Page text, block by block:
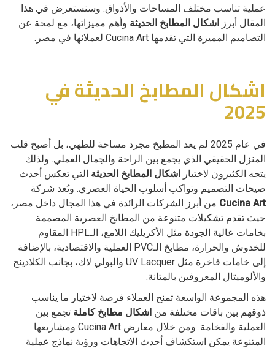
عملية تناسب مختلف المساحات والأذواق. وسنستعرض في هذا
المقال أبرز اشكال المطابخ الحديثة وأهم مميزاتها، مع لمحة عن
التصاميم المميزة التي تقدمها Cucina Art لعملائها في مصر.
اشكال المطابخ الحديثة في
2025
في عام 2025 لم يعد المطبخ مجرد مساحة للطهي، بل أصبح قلب
المنزل الحقيقي الذي يجمع بين الراحة والجمال العملي. ولذلك
يتجه الكثيرون لاختيار اشكال المطابخ الحديثة التي تعكس أحدث
صيحات التصميم وتواكب أسلوب الحياة العصري. وتُعد شركة
Cucina Art من أبرز الشركات الرائدة في هذا المجال داخل مصر،
حيث تقدم تشكيلات متنوعة من المطابخ العصرية المصممة
بخامات عالية الجودة مثل الأكريليك اللامع، الـHPL المقاوم
للخدوش والحرارة، مطابخ الـPVC العملية والاقتصادية، بالإضافة
إلى خامات فاخرة مثل UV Lacquer والبولي لاك، بجانب الكلادينج
والألوميتال المعروفين بالمتانة.
هذه المجموعة الواسعة تمنح العملاء فرصة لاختيار ما يناسب
ذوقهم بين باقات مختلفة من اشكال مطابخ كاملة تجمع بين
العملية والفخامة. ومن خلال معارض Cucina Art ومشاريعها
المتنوعة يمكن استكشاف أحدث الاتجاهات ورؤية نماذج عملية